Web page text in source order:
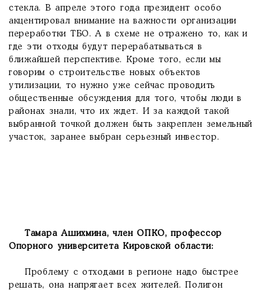
стекла. В апреле этого года президент особо
акцентировал внимание на важности организации
переработки ТБО. А в схеме не отражено то, как и
где эти отходы будут перерабатываться в
ближайшей перспективе. Кроме того, если мы
говорим о строительстве новых объектов
утилизации, то нужно уже сейчас проводить
общественные обсуждения для того, чтобы люди в
районах знали, что их ждет. И за каждой такой
выбранной точкой должен быть закреплен земельный
участок, заранее выбран серьезный инвестор.
Тамара Ашихмина, член ОПКО, профессор
Опорного университета Кировской области:
Проблему с отходами в регионе надо быстрее
решать, она напрягает всех жителей. Полигон